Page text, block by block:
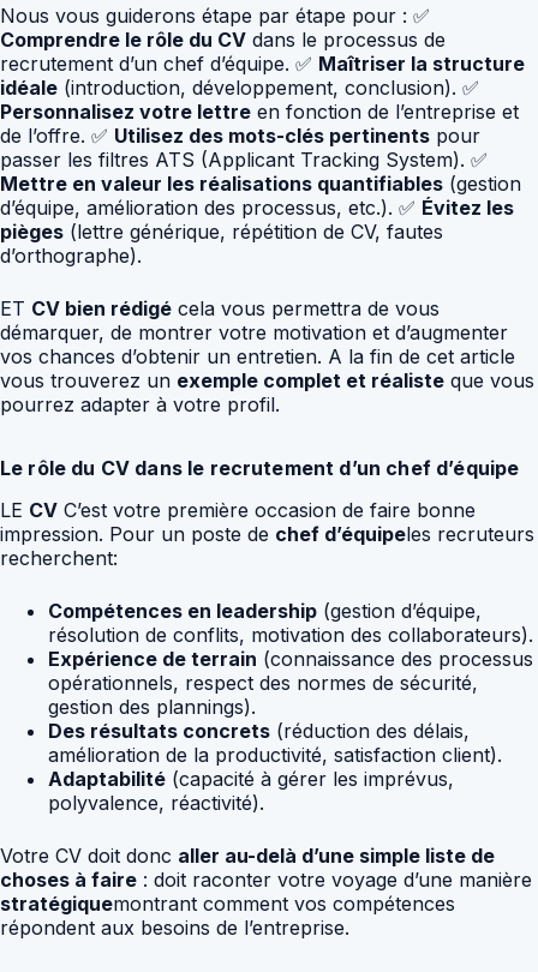
Nous vous guiderons étape par étape pour : ✅
Comprendre le rôle du CV dans le processus de
recrutement d’un chef d’équipe. ✅ Maîtriser la structure
idéale (introduction, développement, conclusion). ✅
Personnalisez votre lettre en fonction de l’entreprise et
de l’offre. ✅ Utilisez des mots-clés pertinents pour
passer les filtres ATS (Applicant Tracking System). ✅
Mettre en valeur les réalisations quantifiables (gestion
d’équipe, amélioration des processus, etc.). ✅ Évitez les
pièges (lettre générique, répétition de CV, fautes
d’orthographe).
ET CV bien rédigé cela vous permettra de vous
démarquer, de montrer votre motivation et d’augmenter
vos chances d’obtenir un entretien. A la fin de cet article
vous trouverez un exemple complet et réaliste que vous
pourrez adapter à votre profil.
Le rôle du CV dans le recrutement d’un chef d’équipe
LE CV C’est votre première occasion de faire bonne
impression. Pour un poste de chef d’équipeles recruteurs
recherchent:
Compétences en leadership (gestion d’équipe,
résolution de conflits, motivation des collaborateurs).
Expérience de terrain (connaissance des processus
opérationnels, respect des normes de sécurité,
gestion des plannings).
Des résultats concrets (réduction des délais,
amélioration de la productivité, satisfaction client).
Adaptabilité (capacité à gérer les imprévus,
polyvalence, réactivité).
Votre CV doit donc aller au-delà d’une simple liste de
choses à faire : doit raconter votre voyage d’une manière
stratégiquemontrant comment vos compétences
répondent aux besoins de l’entreprise.